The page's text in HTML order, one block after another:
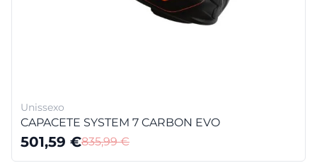
Unissexo
CAPACETE SYSTEM 7 CARBON EVO
501,59 €835,99€